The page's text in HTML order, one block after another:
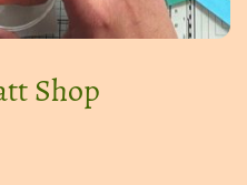
Shop